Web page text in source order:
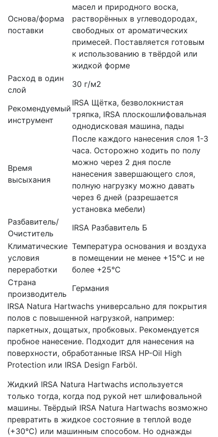
Основа/форма
поставки
масел и природного воска,
растворённых в углеводородах,
свободных от ароматических
примесей. Поставляется готовым
к использованию в твёрдой или
жидкой форме
Расход в один
слой
30 г/м2
Рекомендуемый
инструмент
IRSA Щётка, безволокнистая
тряпка, IRSA плоскошлифовальная
однодисковая машина, пады
Время
высыхания
После каждого нанесения слоя 1-3
часа. Осторожно ходить по полу
можно через 2 дня после
нанесения завершающего слоя,
полную нагрузку можно давать
через 6 дней (разрешается
установка мебели)
Разбавитель/
Очиститель
IRSA Разбавитель Б
Климатические
условия
переработки
Температура основания и воздуха
в помещении не менее +15°С и не
более +25°С
Страна
производитель
Германия
IRSA Natura Hartwachs универсально для покрытия
полов с повышенной нагрузкой, например:
паркетных, дощатых, пробковых. Рекомендуется
пробное нанесение. Подходит для нанесения на
поверхности, обработанные IRSA HP-Oil High
Protection или IRSA Design Farböl.
Жидкий IRSA Natura Hartwachs используется
только тогда, когда под рукой нет шлифовальной
машины. Твёрдый IRSA Natura Hartwachs возможно
превратить в жидкое состояние в теплой воде
(+30°С) или машинным способом. Но однажды